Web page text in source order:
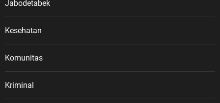
Jabodetabek
Kesehatan
Komunitas
Kriminal